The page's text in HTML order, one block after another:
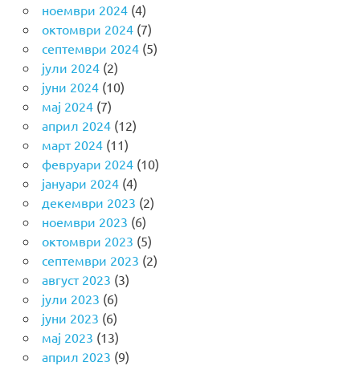
ноември 2024(4)
октомври 2024(7)
септември 2024(5)
јули 2024(2)
јуни 2024(10)
мај 2024(7)
април 2024(12)
март 2024(11)
февруари 2024(10)
јануари 2024(4)
декември 2023 (2)
ноември 2023 (6)
октомври 2023 (5)
септември 2023 (2)
август 2023 (3)
јули 2023 (6)
јуни 2023 (6)
мај 2023 (13)
април 2023 (9)